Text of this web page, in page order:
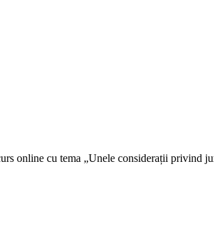
online cu tema „Unele considerații privind